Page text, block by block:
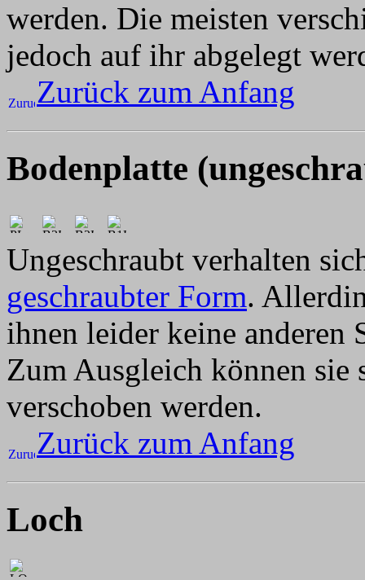
werden. Die meisten
jedoch auf ihr abgelegt
Zurück zum Anfang
Bodenplatte
Ungeschraubt verhalten
geschraubter Form.
ihnen leider keine anderen
Zum Ausgleich können
verschoben werden.
Zurück zum Anfang
Loch